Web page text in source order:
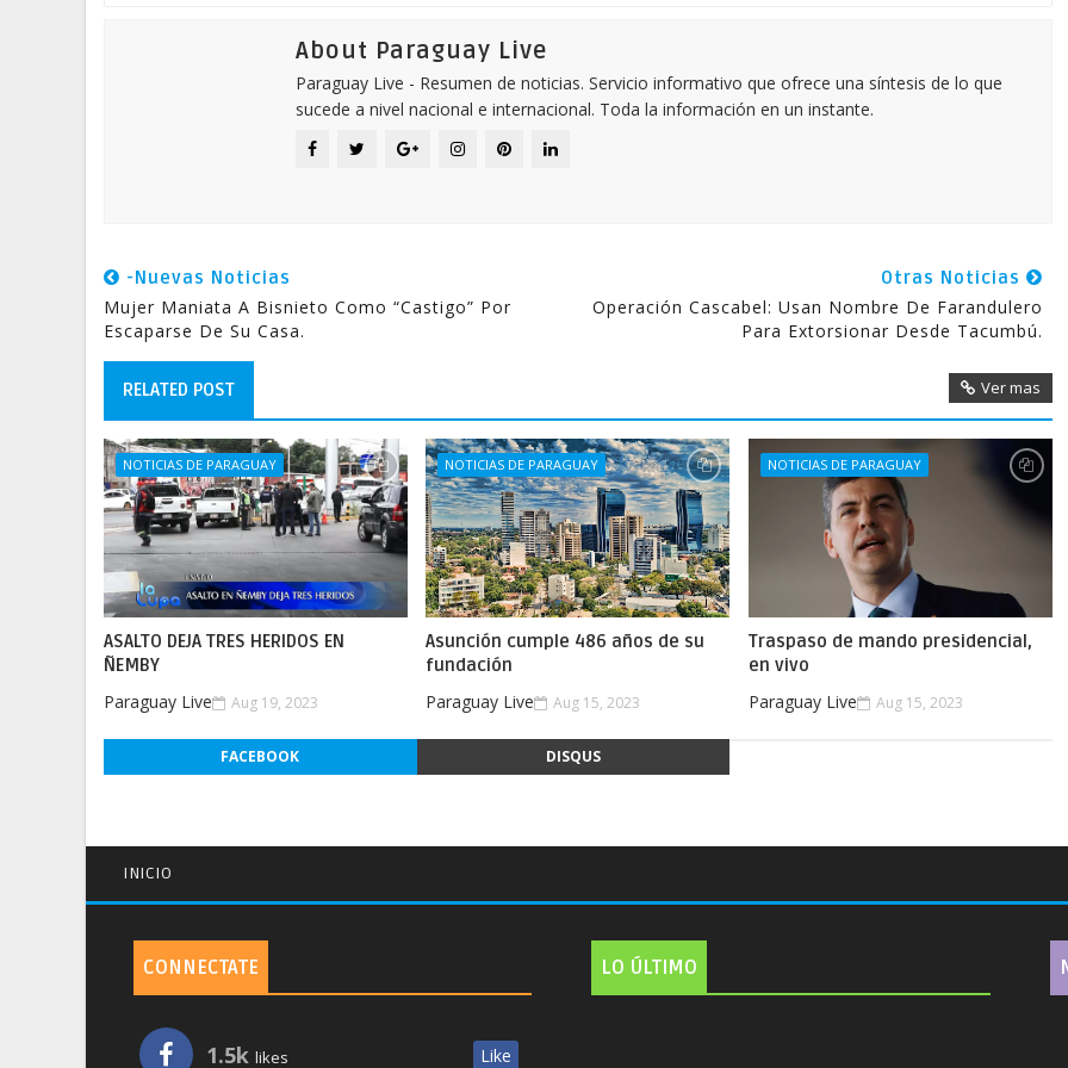
About Paraguay Live
Paraguay Live - Resumen de noticias. Servicio informativo que ofrece una síntesis de lo que
sucede a nivel nacional e internacional. Toda la información en un instante.
-Nuevas Noticias
Mujer Maniata A Bisnieto Como “castigo” Por
Escaparse De Su Casa.
Otras Noticias
Operación Cascabel: Usan Nombre De Farandulero
Para Extorsionar Desde Tacumbú.
RELATED POST Ver mas
NOTICIAS DE PARAGUAY
ASALTO DEJA TRES HERIDOS EN
ÑEMBY
Paraguay Live Aug 19, 2023
NOTICIAS DE PARAGUAY
Asunción cumple 486 años de su
fundación
Paraguay Live Aug 15, 2023
NOTICIAS DE PARAGUAY
Traspaso de mando presidencial,
en vivo
Paraguay Live Aug 15, 2023
FACEBOOK DISQUS
INICIO
CONNECTATE
1.5k likes Like
LO ÚLTIMO